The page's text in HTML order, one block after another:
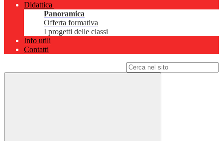
Didattica
Panoramica
Offerta formativa
I progetti delle classi
Info utili
Contatti